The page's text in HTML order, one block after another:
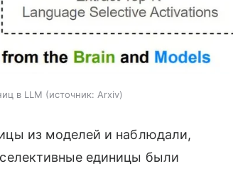
в LLM источник: Arxiv
из моделей и наблюдали,
единицы были